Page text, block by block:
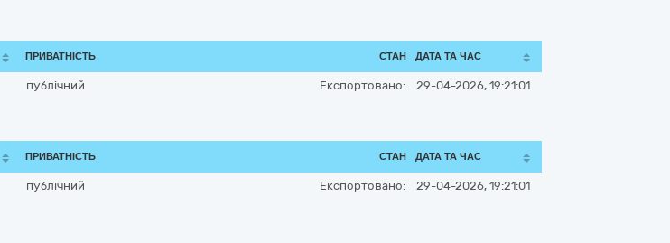
ПРИВАТНІСТЬ СТАН ДАТА ТА ЧАС
публічний Експортовано: 29-04-2026, 19:21:01
ПРИВАТНІСТЬ СТАН ДАТА ТА ЧАС
публічний Експортовано: 29-04-2026, 19:21:01